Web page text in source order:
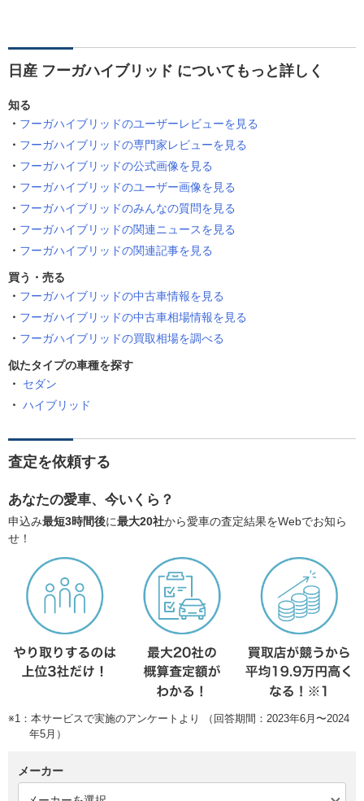
日産 フーガハイブリッド についてもっと詳しく
知る
フーガハイブリッドのユーザーレビューを見る
フーガハイブリッドの専門家レビューを見る
フーガハイブリッドの公式画像を見る
フーガハイブリッドのユーザー画像を見る
フーガハイブリッドのみんなの質問を見る
フーガハイブリッドの関連ニュースを見る
フーガハイブリッドの関連記事を見る
買う・売る
フーガハイブリッドの中古車情報を見る
フーガハイブリッドの中古車相場情報を見る
フーガハイブリッドの買取相場を調べる
似たタイプの車種を探す
セダン
ハイブリッド
査定を依頼する
あなたの愛車、今いくら？
申込み最短3時間後に最大20社から愛車の査定結果をWebでお知ら
せ！
※1：本サービスで実施のアンケートより （回答期間：2023年6月〜2024
年5月）
メーカー